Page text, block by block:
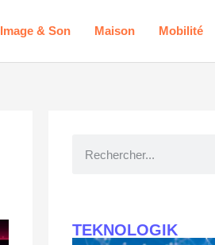
Image & Son Maison Mobilité
TEKNOLOGIK